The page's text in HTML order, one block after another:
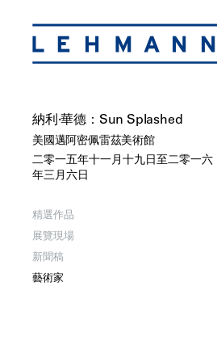
納利·華德：Sun Splashed
美國邁阿密佩雷茲美術館
二零一五年十一月十九日至二零一六
年三月六日
精選作品
展覽現場
新聞稿
藝術家